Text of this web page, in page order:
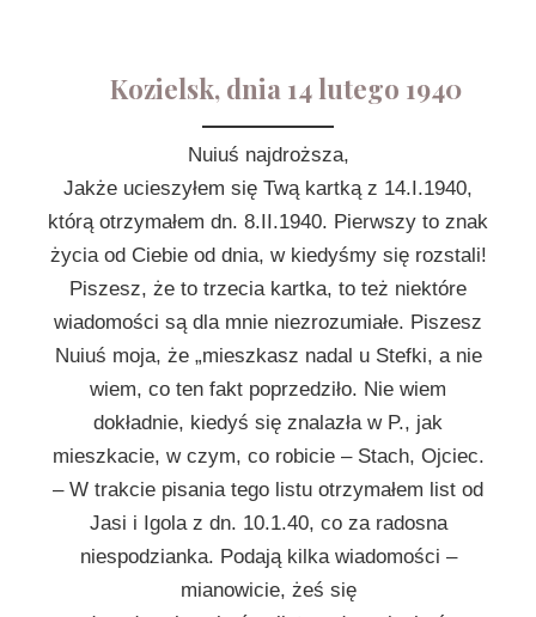
Kozielsk, dnia 14 lutego 1940
Nuiuś najdroższa,
Jakże ucieszyłem się Twą kartką z 14.I.1940,
którą otrzymałem dn. 8.II.1940. Pierwszy to znak
życia od Ciebie od dnia, w kiedyśmy się rozstali!
Piszesz, że to trzecia kartka, to też niektóre
wiadomości są dla mnie niezrozumiałe. Piszesz
Nuiuś moja, że „mieszkasz nadal u Stefki, a nie
wiem, co ten fakt poprzedziło. Nie wiem
dokładnie, kiedyś się znalazła w P., jak
mieszkacie, w czym, co robicie – Stach, Ojciec.
– W trakcie pisania tego listu otrzymałem list od
Jasi i Igola z dn. 10.1.40, co za radosna
niespodzianka. Podają kilka wiadomości –
mianowicie, żeś się